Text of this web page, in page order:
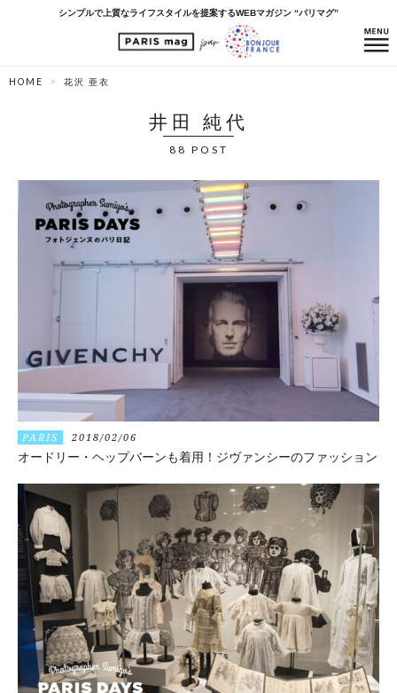
シンプルで上質なライフスタイルを提案するWEBマガジン “パリマグ”
HOME 花沢 亜衣
井田 純代
88 POST
PARIS 2018/02/06
オードリー・ヘップバーンも着用！ジヴァンシーのファッション